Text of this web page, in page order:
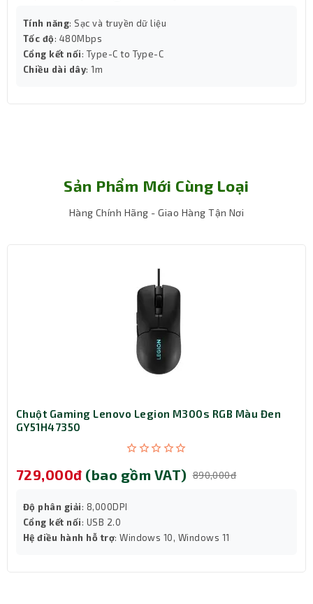
Combo MOFII SILLY CAT màu MILKTEA tương thích tốt với
nhiều hệ điều hành phổ biến như Windows, MacOS,
Tính năng: Sạc và truyền dữ liệu
Tốc độ: 480Mbps
Cổng kết nối: Type-C to Type-C
Chiều dài dây: 1m
Sản Phẩm Mới Cùng Loại
Hàng Chính Hãng - Giao Hàng Tận Nơi
Chuột Gaming Lenovo Legion M300s RGB Màu Đen
GY51H47350
729,000đ (bao gồm VAT) 890,000đ
Độ phân giải: 8,000DPI
Cổng kết nối: USB 2.0
Hệ điều hành hỗ trợ: Windows 10, Windows 11